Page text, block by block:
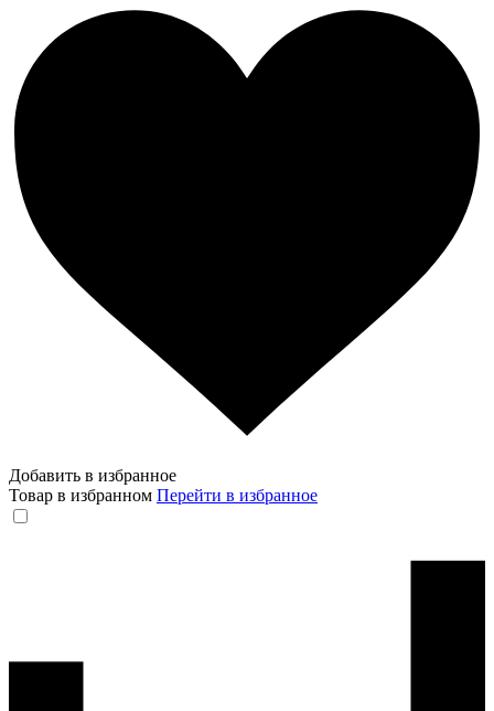
Добавить в избранное
Товар в избранном Перейти в избранное